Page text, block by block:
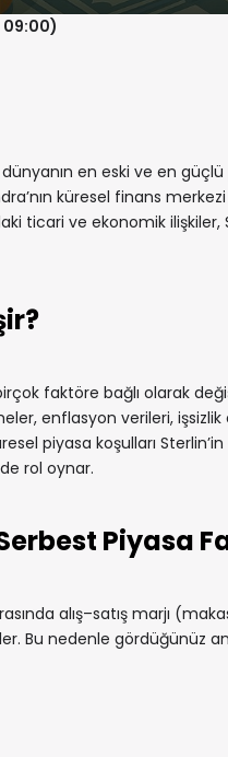
09:00)
en eski ve en
küresel finans
ticari ve ekonomik ilişkiler,
faktöre bağlı olarak
enflasyon verileri,
piyasa koşulları
rol oynar.
Piyasa
alış–satış marjı
Bu nedenle gördüğünüz